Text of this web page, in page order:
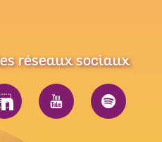
réseaux sociaux